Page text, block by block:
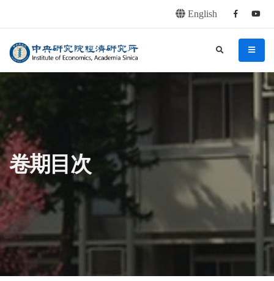
English Facebook
中央研究院經濟研究所 menu
search
卷期目次